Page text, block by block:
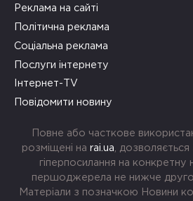
Реклама на сайті
Політична реклама
Соціальна реклама
Послуги інтернету
Інтернет-TV
Повідомити новину
Повне або часткове
розміщені на rai.ua ,
гіперпосилання на конкретну
першоджерела не нижче
Матеріали з позначкою Новини